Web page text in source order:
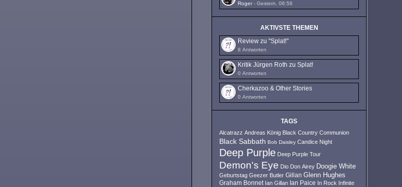
Roger -Gestern, 06:56
AKTIVSTE THEMEN
Review zu "Splat!"
8 Antworten
Kritik Jürgen Roth zu Splat!
0 Antworten
Cherkazoo & Other Stories
0 Antworten
TAGS
Alcatrazz Andreas König Black Country Communion
Black Sabbath Bob Daisley Candice Night
Deep Purple Deep Purple Tour
Demon's Eye Dio Don Airey Doogie White
Geburtstag Geezer Butler Gillan Glenn Hughes
Graham Bonnet Ian Gillan Ian Paice In Rock Infinite